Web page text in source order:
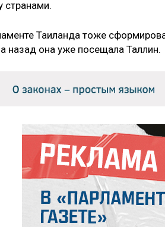
странами.
Таиланда тоже
назад она уже посещала Таллин.